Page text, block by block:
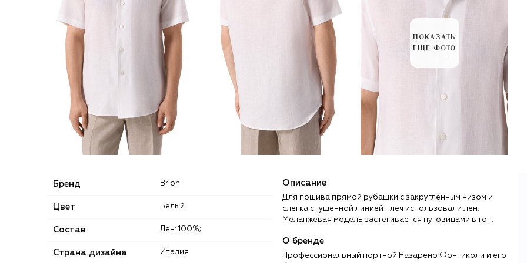
ПОКАЗАТЬ
ЕЩЕ ФОТО
Бренд Brioni
Цвет Белый
Состав Лен: 100%;
Страна дизайна Италия
Описание
Для пошива прямой рубашки с закругленным низом и
слегка спущенной линией плеч использовали лен.
Меланжевая модель застегивается пуговицами в тон.
О бренде
Профессиональный портной Назарено Фонтиколи и его